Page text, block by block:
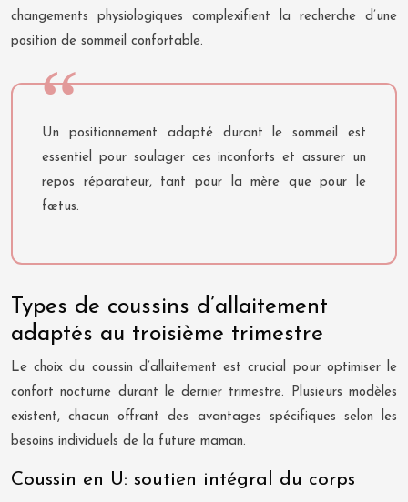
changements physiologiques complexifient la recherche d’une
position de sommeil confortable.
Un positionnement adapté durant le sommeil est
essentiel pour soulager ces inconforts et assurer un
repos réparateur, tant pour la mère que pour le
fœtus.
Types de coussins d’allaitement
adaptés au troisième trimestre
Le choix du coussin d’allaitement est crucial pour optimiser le
confort nocturne durant le dernier trimestre. Plusieurs modèles
existent, chacun offrant des avantages spécifiques selon les
besoins individuels de la future maman.
Coussin en U: soutien intégral du corps